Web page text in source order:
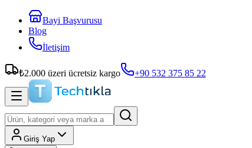
Bayi Başvurusu
Blog
İletişim
₺2.000 üzeri ücretsiz kargo +90 532 375 85 22
Giriş Yap